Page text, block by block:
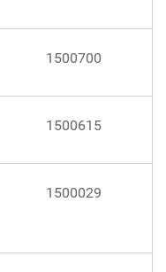
1500700
1500615
1500029